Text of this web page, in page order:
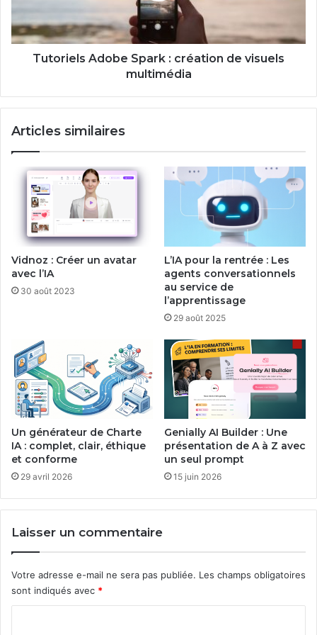
multimédia
Tutoriels Adobe Spark : création de visuels
multimédia
Articles similaires
Vidnoz : Créer un avatar
avec l’IA
30 août 2023
L’IA pour la rentrée : Les
agents conversationnels
au service de
l’apprentissage
29 août 2025
Un générateur de Charte
IA : complet, clair, éthique
et conforme
29 avril 2026
Genially AI Builder : Une
présentation de A à Z avec
un seul prompt
15 juin 2026
Laisser un commentaire
Votre adresse e-mail ne sera pas publiée. Les champs obligatoires
sont indiqués avec *